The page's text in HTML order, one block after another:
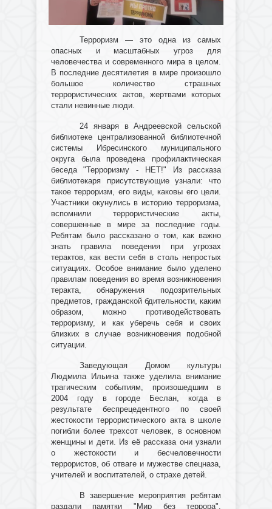
Терроризм — это одна из самых
опасных и масштабных угроз для
человечества и современного мира в целом.
В последние десятилетия в мире произошло
большое количество страшных
террористических актов, жертвами которых
стали невинные люди.
24 января в Андреевской сельской
библиотеке централизованной библиотечной
системы Ибресинского муниципального
округа была проведена профилактическая
беседа "Терроризму - НЕТ!" Из рассказа
библиотекаря присутствующие узнали: что
такое терроризм, его виды, каковы его цели.
Участники окунулись в историю терроризма,
вспомнили террористические акты,
совершенные в мире за последние годы.
Ребятам было рассказано о том, как важно
знать правила поведения при угрозах
терактов, как вести себя в столь непростых
ситуациях. Особое внимание было уделено
правилам поведения во время возникновения
теракта, обнаружения подозрительных
предметов, гражданской бдительности, каким
образом, можно противодействовать
терроризму, и как уберечь себя и своих
близких в случае возникновения подобной
ситуации.
Заведующая Домом культуры
Людмила Ильина также уделила внимание
трагическим событиям, произошедшим в
2004 году в городе Беслан, когда в
результате беспрецедентного по своей
жестокости террористического акта в школе
погибли более трехсот человек, в основном
женщины и дети. Из её рассказа они узнали
о жестокости и бесчеловечности
террористов, об отваге и мужестве спецназа,
учителей и воспитателей, о страхе детей.
В завершение мероприятия ребятам
раздали памятки "Мир без террора",